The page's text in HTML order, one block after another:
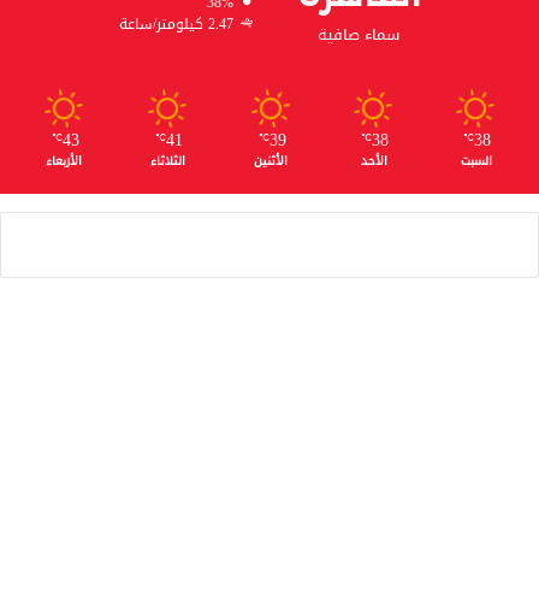
سماء صافية
2.47 كيلومتر/ساعة
38
℃
السبت
38
℃
الأحد
39
℃
الأثنين
41
℃
الثلاثاء
43
℃
الأربعاء